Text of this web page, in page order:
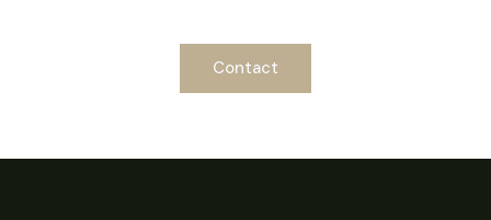
Contact